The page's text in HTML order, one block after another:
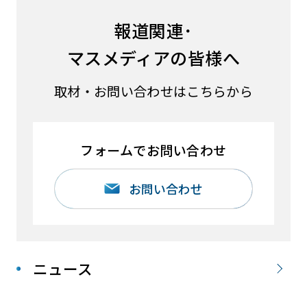
ニュース
報道関連･
マスメディアの皆様へ
取材・お問い合わせはこちらから
フォームでお問い合わせ
お問い合わせ